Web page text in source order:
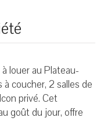
louer au Plateau-
coucher, 2 salles de
privé. Cet
goût du jour, offre